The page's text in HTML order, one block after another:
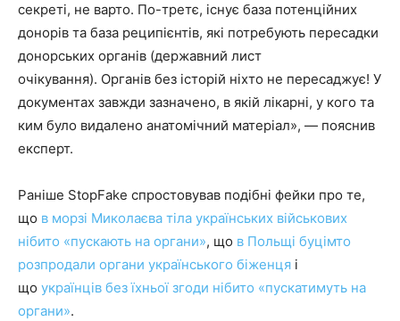
секреті, не варто. По-третє, існує база потенційних
донорів та база реципієнтів, які потребують пересадки
донорських органів (державний лист
очікування). Органів без історій ніхто не пересаджує! У
документах завжди зазначено, в якій лікарні, у кого та
ким було видалено анатомічний матеріал», — пояснив
експерт.
Раніше StopFake спростовував подібні фейки про те,
що в морзі Миколаєва тіла українських військових
нібито «пускають на органи», що в Польщі буцімто
розпродали органи українського біженця і
що українців без їхньої згоди нібито «пускатимуть на
органи».